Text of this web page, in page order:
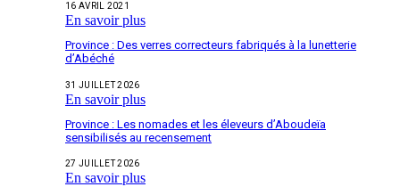
16 AVRIL 2021
En savoir plus
Province : Des verres correcteurs fabriqués à la lunetterie
d’Abéché
31 JUILLET 2026
En savoir plus
Province : Les nomades et les éleveurs d’Aboudeïa
sensibilisés au recensement
27 JUILLET 2026
En savoir plus